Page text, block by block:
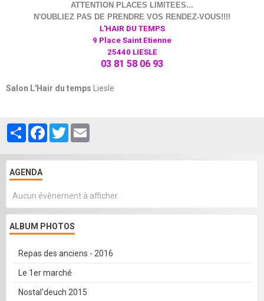
ATTENTION PLACES LIMITEES...
N'OUBLIEZ PAS DE PRENDRE VOS RENDEZ-VOUS!!!!
L'HAIR DU TEMPS
9 Place Saint Etienne
25440 LIESLE
03 81 58 06 93
Salon L'Hair du temps Liesle
PartagerFacebook
Twitter
AGENDA
Aucun évènement à afficher.
ALBUM PHOTOS
Repas des anciens - 2016
Le 1er marché
Nostal'deuch 2015